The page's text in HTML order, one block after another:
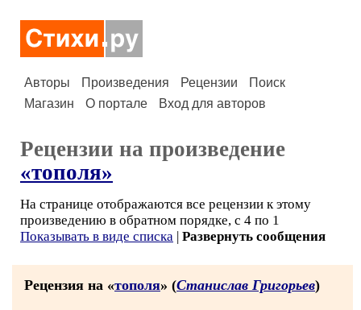
Авторы Произведения Рецензии
Поиск
Магазин
О портале Вход для авторов
Рецензии на произведение
«тополя»
На странице отображаются все рецензии к этому
произведению в обратном порядке, с 4 по 1
Показывать в виде списка | Развернуть сообщения
Рецензия на «тополя» (Станислав Григорьев)